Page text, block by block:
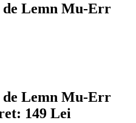
Lemn Mu-Err
Lemn Mu-Err
149 Lei